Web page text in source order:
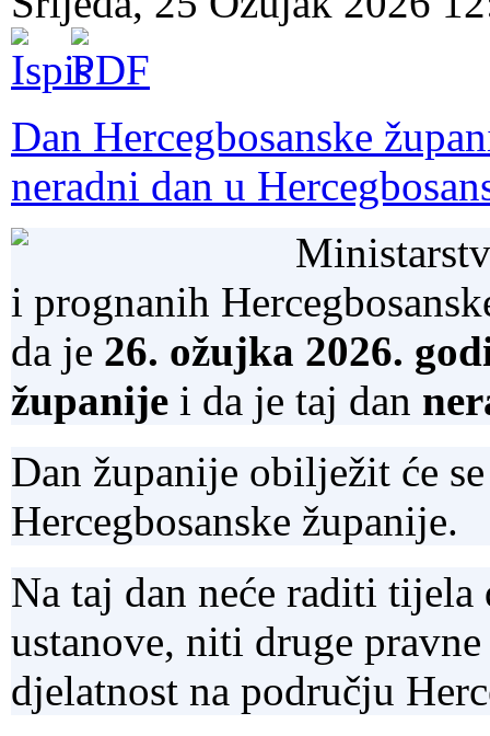
Dan Hercegbosanske
neradni dan u
i prognanih
da je 26. ožujka 2026.
županije i da je taj dan
Dan županije obilježit će
Hercegbosanske županije.
Na taj dan neće raditi tijela
ustanove, niti druge
djelatnost na području